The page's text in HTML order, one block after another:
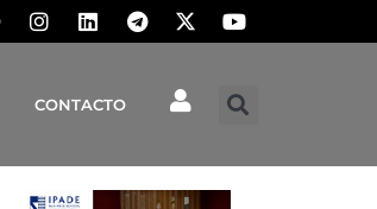
CONTACTO